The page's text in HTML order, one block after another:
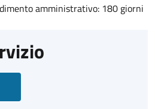
amministrativo: 180 giorni